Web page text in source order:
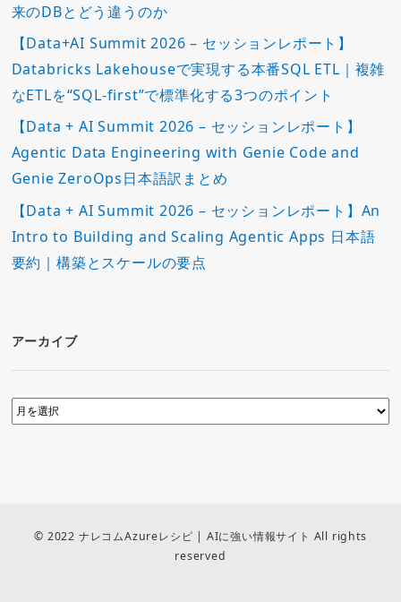
来のDBとどう違うのか
【Data+AI Summit 2026 – セッションレポート】
Databricks Lakehouseで実現する本番SQL ETL｜複雑
なETLを“SQL-first”で標準化する3つのポイント
【Data + AI Summit 2026 – セッションレポート】
Agentic Data Engineering with Genie Code and
Genie ZeroOps日本語訳まとめ
【Data + AI Summit 2026 – セッションレポート】An
Intro to Building and Scaling Agentic Apps 日本語
要約｜構築とスケールの要点
アーカイブ
© 2022 ナレコムAzureレシピ | AIに強い情報サイト All rights
reserved